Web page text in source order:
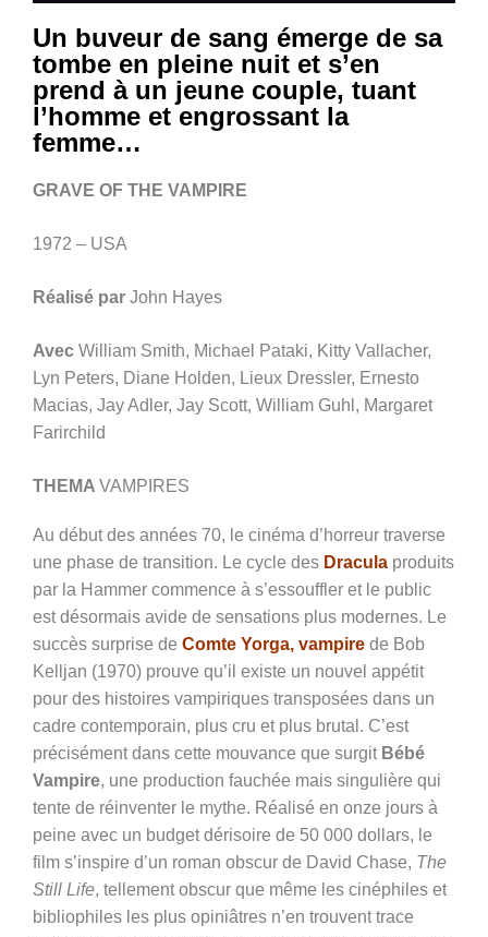
Un buveur de sang émerge de sa
tombe en pleine nuit et s’en
prend à un jeune couple, tuant
l’homme et engrossant la
femme…
GRAVE OF THE VAMPIRE
1972 – USA
Réalisé par John Hayes
Avec William Smith, Michael Pataki, Kitty Vallacher,
Lyn Peters, Diane Holden, Lieux Dressler, Ernesto
Macias, Jay Adler, Jay Scott, William Guhl, Margaret
Farirchild
THEMA VAMPIRES
Au début des années 70, le cinéma d’horreur traverse
une phase de transition. Le cycle des Dracula produits
par la Hammer commence à s’essouffler et le public
est désormais avide de sensations plus modernes. Le
succès surprise de Comte Yorga, vampire de Bob
Kelljan (1970) prouve qu’il existe un nouvel appétit
pour des histoires vampiriques transposées dans un
cadre contemporain, plus cru et plus brutal. C’est
précisément dans cette mouvance que surgit Bébé
Vampire, une production fauchée mais singulière qui
tente de réinventer le mythe. Réalisé en onze jours à
peine avec un budget dérisoire de 50 000 dollars, le
film s’inspire d’un roman obscur de David Chase, The
Still Life, tellement obscur que même les cinéphiles et
bibliophiles les plus opiniâtres n’en trouvent trace